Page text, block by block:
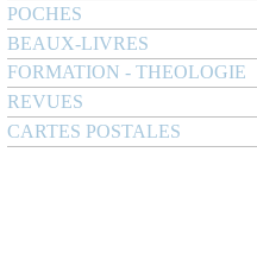
POCHES
BEAUX-LIVRES
FORMATION - THEOLOGIE
REVUES
CARTES POSTALES